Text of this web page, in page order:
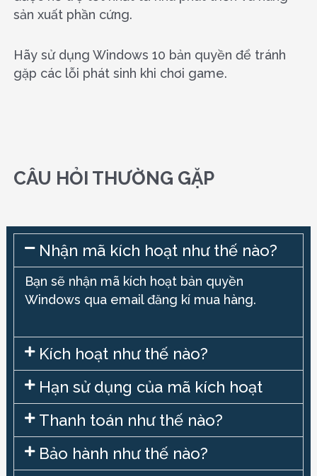
sản xuất phần cứng.
Hãy sử dụng Windows 10 bản quyền để tránh
gặp các lỗi phát sinh khi chơi game.
CÂU HỎI THƯỜNG GẶP
Nhận mã kích hoạt như thế nào?
Bạn sẽ nhận mã kích hoạt bản quyền
Windows qua email đăng kí mua hàng.
Kích hoạt như thế nào?
Hạn sử dụng của mã kích hoạt
Thanh toán như thế nào?
Bảo hành như thế nào?